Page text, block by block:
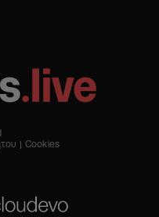
Cookies